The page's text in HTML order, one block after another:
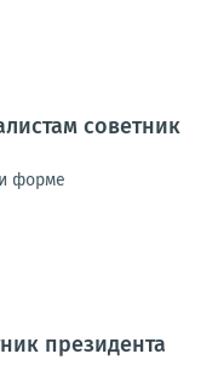
советник
форме
президента